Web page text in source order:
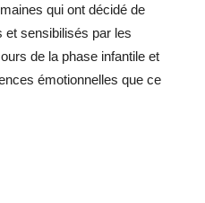
qui ont décidé de
et sensibilisés par les
de la phase infantile et
émotionnelles que ce